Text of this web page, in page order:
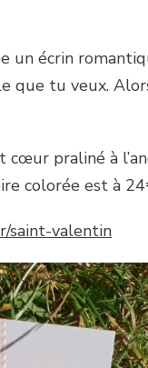
un écrin
tu veux.
praliné à
colorée est à
saint-valentin